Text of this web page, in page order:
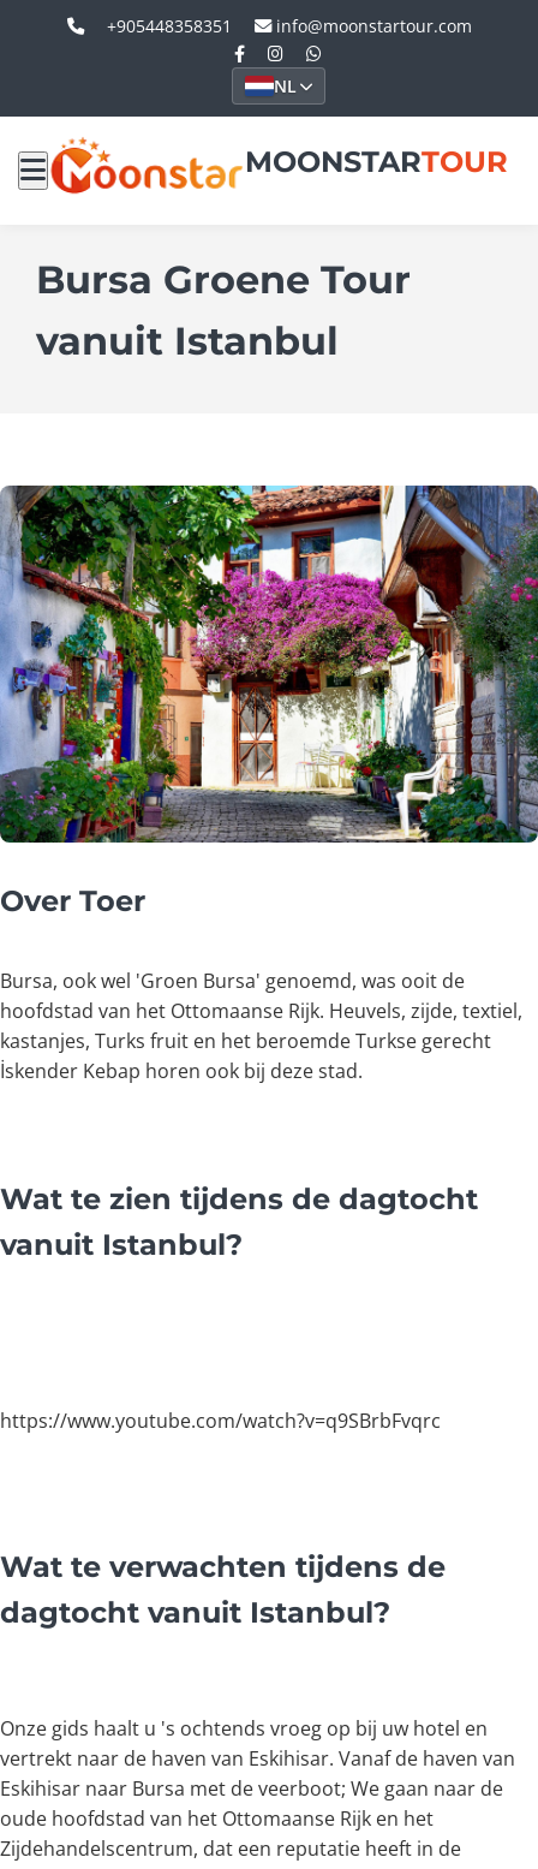
+905448358351 info@moonstartour.com
NL
MOONSTARTOUR
Bursa Groene Tour
vanuit Istanbul
Over Toer
Bursa, ook wel 'Groen Bursa' genoemd, was ooit de
hoofdstad van het Ottomaanse Rijk. Heuvels, zijde, textiel,
kastanjes, Turks fruit en het beroemde Turkse gerecht
İskender Kebap horen ook bij deze stad.
Wat te zien tijdens de dagtocht
vanuit Istanbul?
https://www.youtube.com/watch?v=q9SBrbFvqrc
Wat te verwachten tijdens de
dagtocht vanuit Istanbul?
Onze gids haalt u 's ochtends vroeg op bij uw hotel en
vertrekt naar de haven van Eskihisar. Vanaf de haven van
Eskihisar naar Bursa met de veerboot; We gaan naar de
oude hoofdstad van het Ottomaanse Rijk en het
Zijdehandelscentrum, dat een reputatie heeft in de